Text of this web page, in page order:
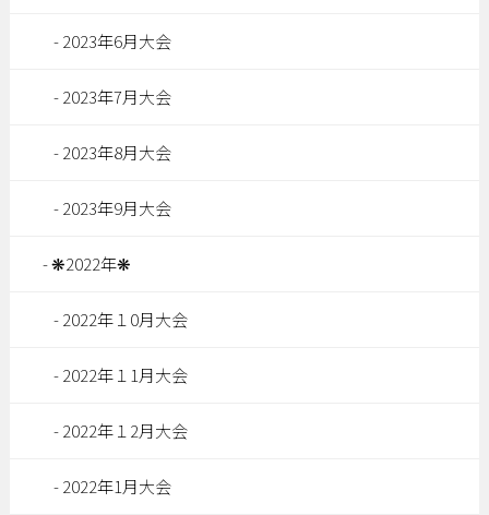
2023年6月大会
2023年7月大会
2023年8月大会
2023年9月大会
❋2022年❋
2022年１0月大会
2022年１1月大会
2022年１2月大会
2022年1月大会